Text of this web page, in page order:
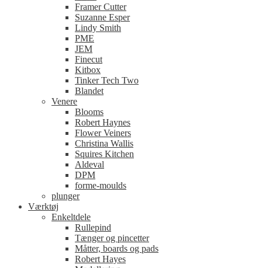
Framer Cutter
Suzanne Esper
Lindy Smith
PME
JEM
Finecut
Kitbox
Tinker Tech Two
Blandet
Venere
Blooms
Robert Haynes
Flower Veiners
Christina Wallis
Squires Kitchen
Aldeval
DPM
forme-moulds
plunger
Værktøj
Enkeltdele
Rullepind
Tænger og pincetter
Måtter, boards og pads
Robert Hayes